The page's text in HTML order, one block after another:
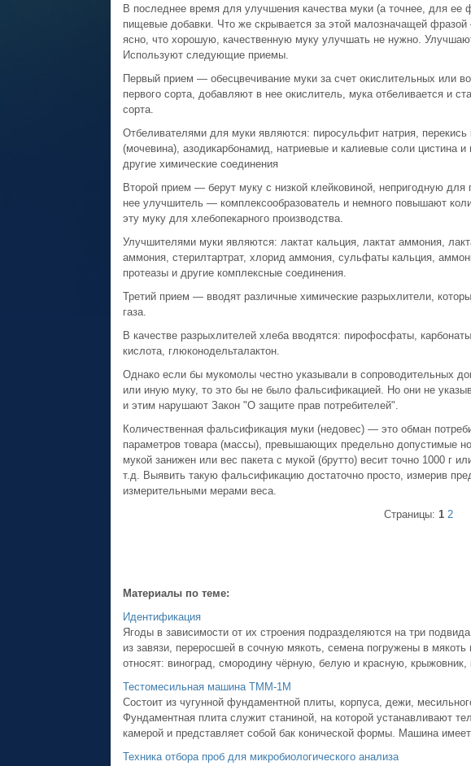
В последнее время для улучшения качества муки (а точнее, для
пищевые добавки. Что же скрывается за этой малозначащей
ясно, что хорошую, качественную муку улучшать не нужно.
Используют следующие приемы.
Первый прием — обесцвечивание муки за счет окислительных или
первого сорта, добавляют в нее окислитель, мука отбеливается и
сорта.
Отбеливателями для муки являются: пиросульфит натрия, перекись
(мочевина), азодикарбонамид, натриевые и калиевые соли цистина
другие химические соединения
Второй прием — берут муку с низкой клейковиной, непригодную для
нее улучшитель — комплексообразователь и немного повышают
эту муку для хлебопекарного производства.
Улучшителями муки являются: лактат кальция, лактат аммония,
аммония, стерилтартрат, хлорид аммония, сульфаты кальция,
протеазы и другие комплексные соединения.
Третий прием — вводят различные химические разрыхлители,
газа.
В качестве разрыхлителей хлеба вводятся: пирофосфаты,
кислота, глюконодельталактон.
Однако если бы мукомолы честно указывали в сопроводительных
или иную муку, то это бы не было фальсификацией. Но они не
и этим нарушают Закон "О защите прав потребителей".
Количественная фальсификация муки (недовес) — это обман
параметров товара (массы), превышающих предельно допустимые
мукой занижен или вес пакета с мукой (брутто) весит точно 1000 г
т.д. Выявить такую фальсификацию достаточно просто, измерив
измерительными мерами веса.
Страницы: 1 2
Материалы по теме:
Идентификация
Ягоды в зависимости от их строения подразделяются на три
из завязи, переросшей в сочную мякоть, семена погружены в
относят: виноград, смородину чёрную, белую и красную, крыжовник,
Тестомесильная машина ТММ-1М
Состоит из чугунной фундаментной плиты, корпуса, дежи,
Фундаментная плита служит станиной, на которой устанавливают
камерой и представляет собой бак конической формы. Машина
Техника отбора проб для микробиологического анализа